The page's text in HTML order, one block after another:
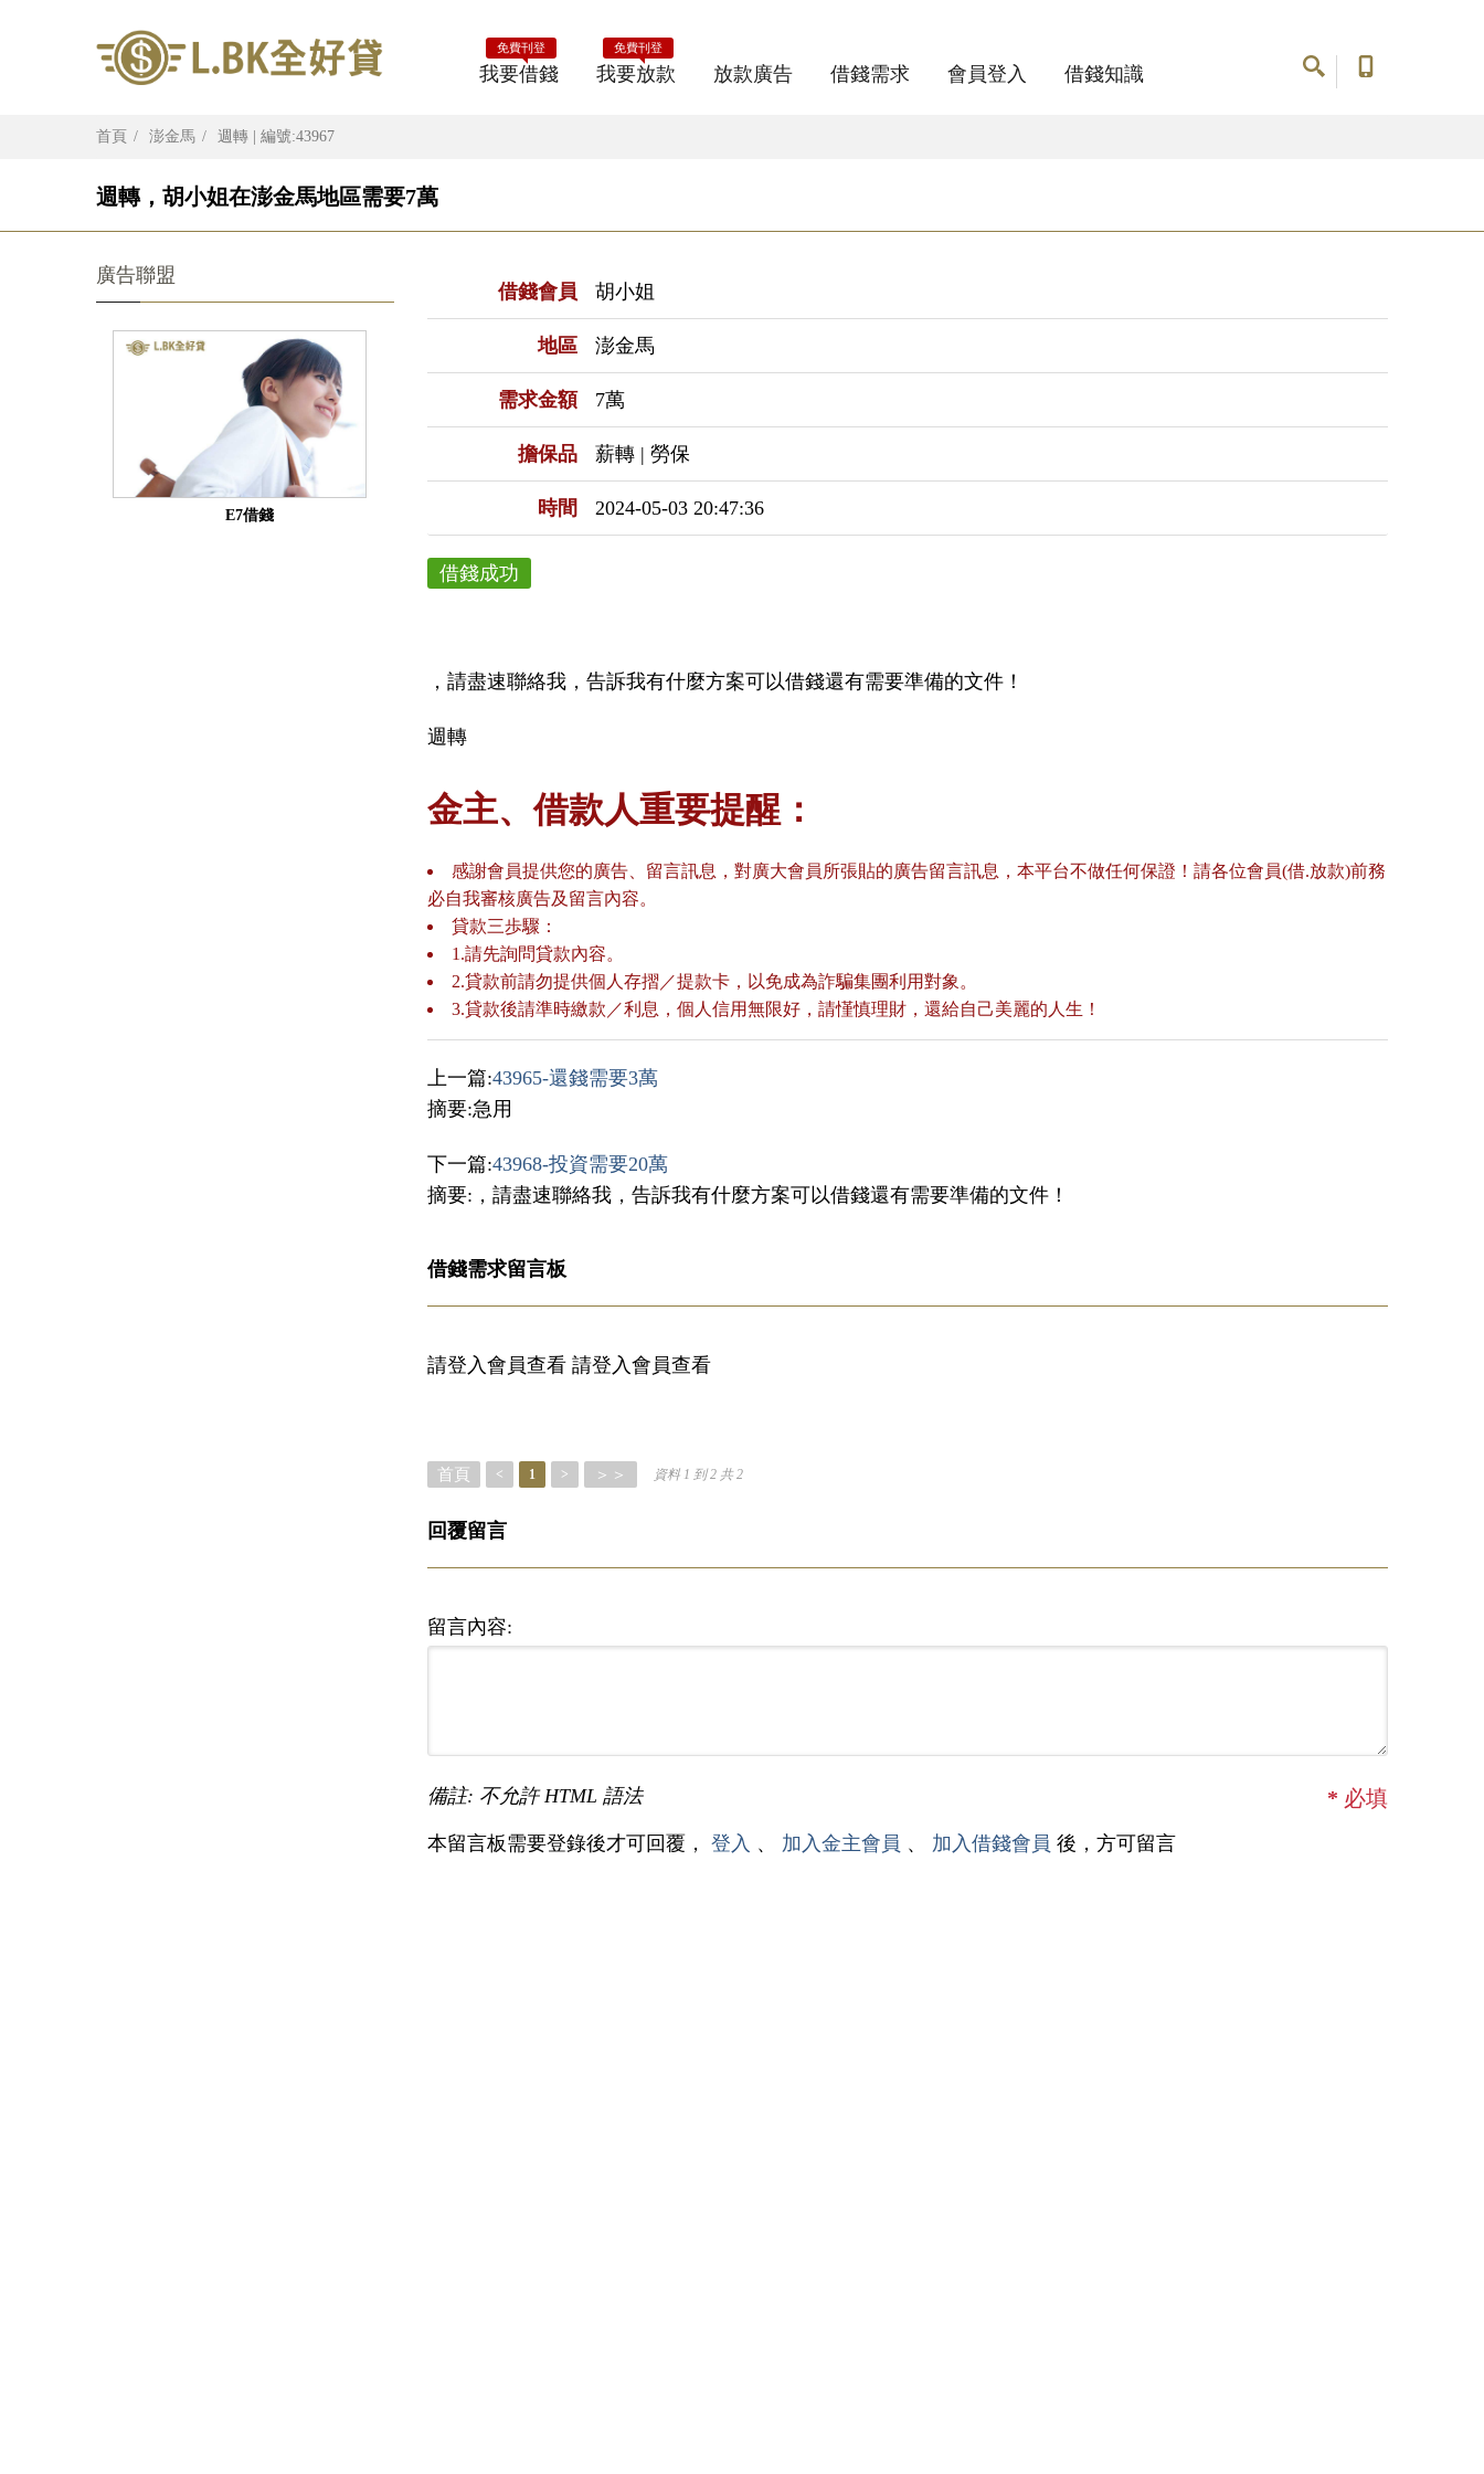
我要借錢
免費刊登
我要放款
免費刊登
放款廣告 借錢需求 會員登入 借錢知識
首頁 澎金馬 週轉 | 編號:43967
週轉，胡小姐在澎金馬地區需要7萬
借錢會員 胡小姐
地區 澎金馬
需求金額 7萬
擔保品 薪轉 | 勞保
時間 2024-05-03 20:47:36
借錢成功
，請盡速聯絡我，告訴我有什麼方案可以借錢還有需要準備的文件！
週轉
金主、借款人重要提醒：
感謝會員提供您的廣告、留言訊息，對廣大會員所張貼的廣告留言訊息，本平台不做任何保證！請各位會員(借.放款)前務
必自我審核廣告及留言內容。
貸款三歩驟：
1.請先詢問貸款內容。
2.貸款前請勿提供個人存摺／提款卡，以免成為詐騙集團利用對象。
3.貸款後請準時繳款／利息，個人信用無限好，請慬慎理財，還給自己美麗的人生！
上一篇:43965-還錢需要3萬
摘要:急用
下一篇:43968-投資需要20萬
摘要:，請盡速聯絡我，告訴我有什麼方案可以借錢還有需要準備的文件！
借錢需求留言板
請登入會員查看 請登入會員查看
首頁 < 1 > ＞＞ 資料 1 到 2 共 2
回覆留言
留言內容:
備註: 不允許 HTML 語法 * 必填
本留言板需要登錄後才可回覆， 登入 、 加入金主會員 、 加入借錢會員 後，方可留言
廣告聯盟
E7借錢